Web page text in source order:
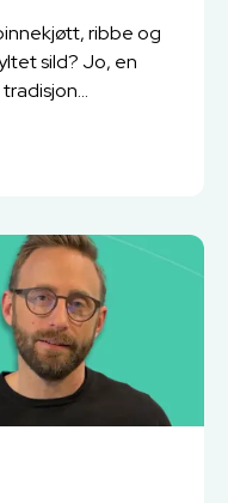
ribbe og
sild? Jo, en